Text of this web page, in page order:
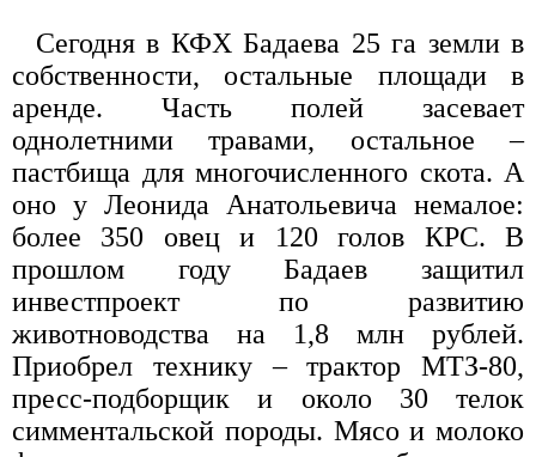
Сегодня в КФХ Бадаева 25 га земли в
собственности, остальные площади в
аренде. Часть полей засевает
однолетними травами, остальное –
пастбища для многочисленного скота. А
оно у Леонида Анатольевича немалое:
более 350 овец и 120 голов КРС. В
прошлом году Бадаев защитил
инвестпроект по развитию
животноводства на 1,8 млн рублей.
Приобрел технику – трактор МТЗ-80,
пресс-подборщик и около 30 телок
симментальской породы. Мясо и молоко